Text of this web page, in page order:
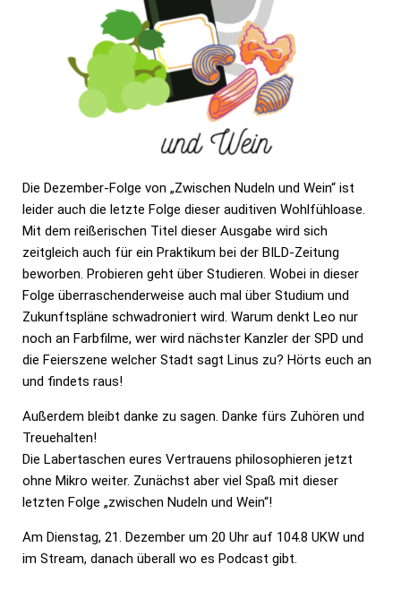
Die Dezember-Folge von „Zwischen Nudeln und Wein“ ist
leider auch die letzte Folge dieser auditiven Wohlfühloase.
Mit dem reißerischen Titel dieser Ausgabe wird sich
zeitgleich auch für ein Praktikum bei der BILD-Zeitung
beworben. Probieren geht über Studieren. Wobei in dieser
Folge überraschenderweise auch mal über Studium und
Zukunftspläne schwadroniert wird. Warum denkt Leo nur
noch an Farbfilme, wer wird nächster Kanzler der SPD und
die Feierszene welcher Stadt sagt Linus zu? Hörts euch an
und findets raus!
Außerdem bleibt danke zu sagen. Danke fürs Zuhören und
Treuehalten!
Die Labertaschen eures Vertrauens philosophieren jetzt
ohne Mikro weiter. Zunächst aber viel Spaß mit dieser
letzten Folge „zwischen Nudeln und Wein“!
Am Dienstag, 21. Dezember um 20 Uhr auf 104.8 UKW und
im Stream, danach überall wo es Podcast gibt.